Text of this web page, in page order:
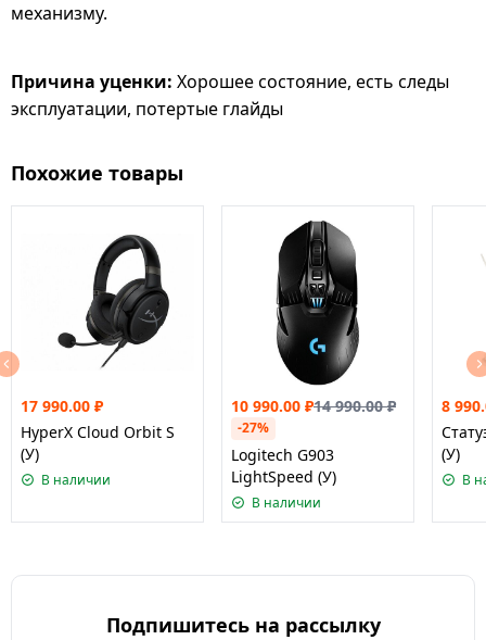
механизму.
Причина уценки: Хорошее состояние, есть следы
эксплуатации, потертые глайды
Похожие товары
17 990.00 ₽
HyperX Cloud Orbit S
(У)
В наличии
10 990.00 ₽14 990.00₽
-27%
Logitech G903
LightSpeed (У)
В наличии
8
(У)
В
Подпишитесь на рассылку